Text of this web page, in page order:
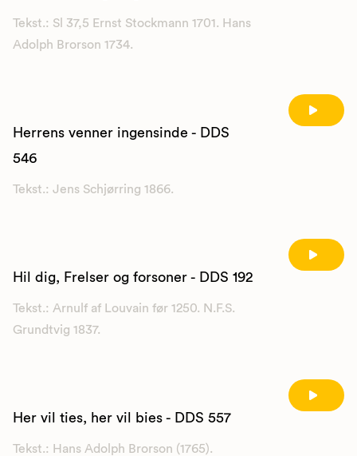
Tekst.: Sl 37,5 Ernst Stockmann 1701. Hans
Adolph Brorson 1734.
Herrens venner ingensinde - DDS
546
Tekst.: Jens Schjørring 1866.
Hil dig, Frelser og forsoner - DDS 192
Tekst.: Arnulf af Louvain før 1250. N.F.S.
Grundtvig 1837.
Her vil ties, her vil bies - DDS 557
Tekst.: Hans Adolph Brorson (1765).